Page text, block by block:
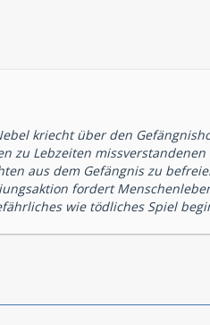
kriecht über den
zu Lebzeiten missverstandenen
aus dem Gefängnis zu
fordert
wie tödliches Spiel